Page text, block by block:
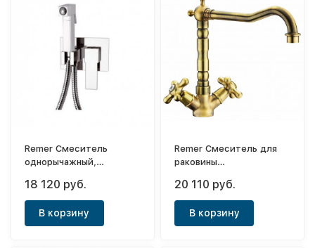
Remer Смеситель
однорычажный,
гигиеническис
душем+шланг (с
внутренней частью)
Flash
18 120 руб.
В корзину
Remer Смеситель для
раковины
изливом типа (латунь)
Antique
20 110 руб.
В корзину